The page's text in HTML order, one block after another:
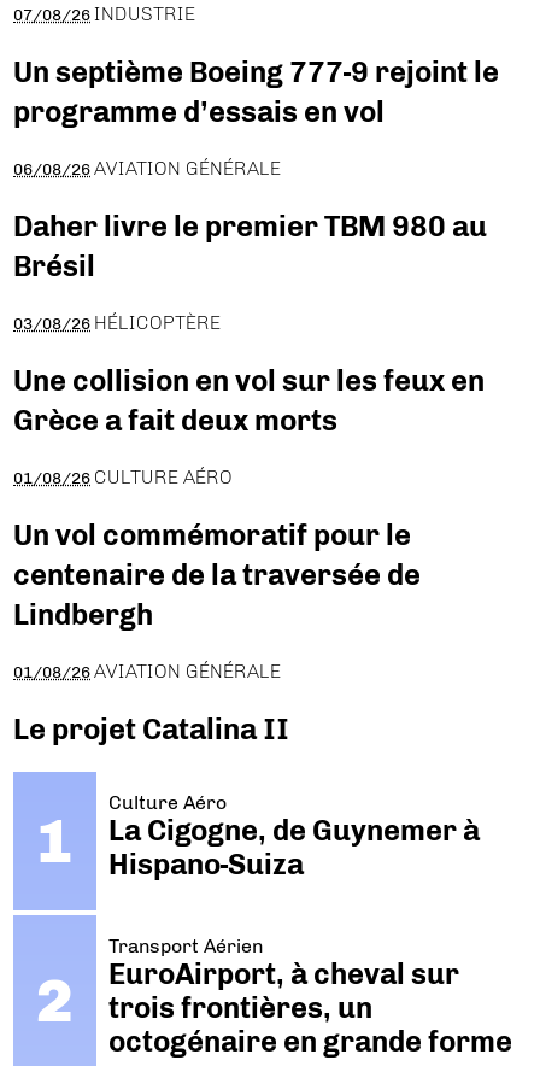
07/08/26 INDUSTRIE
Un septième Boeing 777-9 rejoint le
programme d’essais en vol
06/08/26 AVIATION GÉNÉRALE
Daher livre le premier TBM 980 au
Brésil
03/08/26 HÉLICOPTÈRE
Une collision en vol sur les feux en
Grèce a fait deux morts
01/08/26 CULTURE AÉRO
Un vol commémoratif pour le
centenaire de la traversée de
Lindbergh
01/08/26 AVIATION GÉNÉRALE
Le projet Catalina II
Culture Aéro
La Cigogne, de Guynemer à
Hispano-Suiza
Transport Aérien
EuroAirport, à cheval sur
trois frontières, un
octogénaire en grande forme